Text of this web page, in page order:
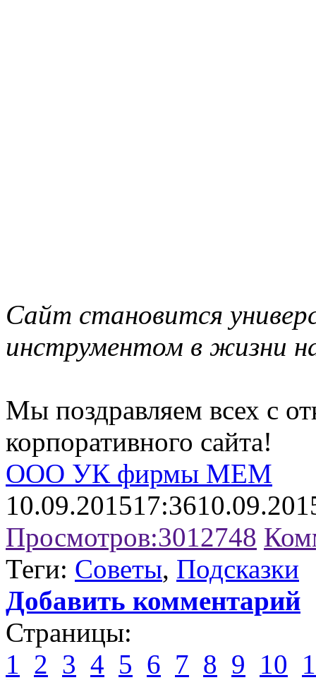
Сайт становится
инструментом в жизни
Мы поздравляем всех с
корпоративного сайта!
ООО УК фирмы МЕМ
10.09.201517:36
Просмотров:3012748
Теги: Советы, Подсказки
Добавить комментарий
Страницы:
1
2 3 4 5 6 7 8 9 10